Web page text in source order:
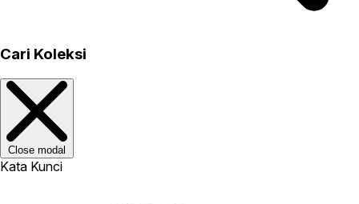
Cari Koleksi
Close modal
Kata Kunci